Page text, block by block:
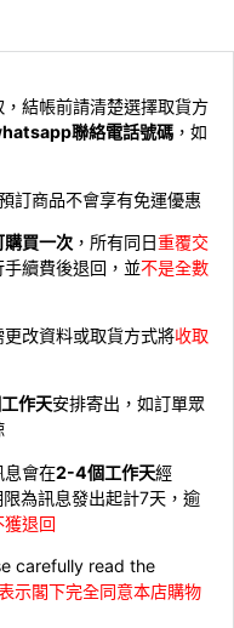
結帳前請清楚選擇取貨方
聯絡電話號碼 ，如
訂商品不會享有免運優惠
購買一次 ，所有同日重覆交
手續費後退回，並不是全數
改資料或取貨方式將收取
作天安排寄出，如訂單眾
息會在2-4個工作天經
為訊息發出起計7天，逾
獲退回
carefully read the
示閣下完全同意本店購物